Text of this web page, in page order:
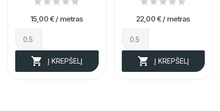
15,00 € / metras
 Į KREPŠELĮ
22,00 € / metras
 Į KREPŠELĮ